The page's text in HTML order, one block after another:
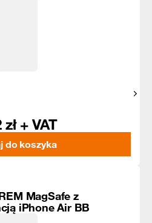
zł + VAT
do koszyka
MagSafe z
iPhone Air BB